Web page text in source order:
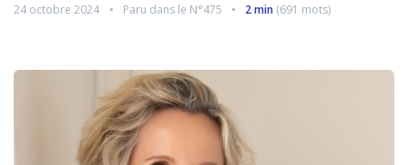
24 octobre 2024 Paru dans le N°475 2 min (691 mots)